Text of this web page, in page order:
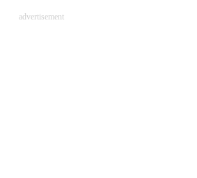
advertisement